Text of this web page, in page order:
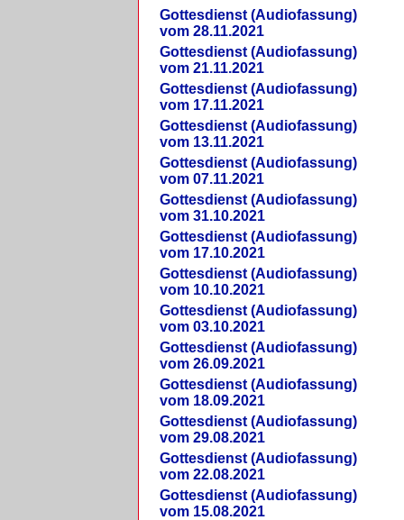
Gottesdienst (Audiofassung)
vom 28.11.2021
Gottesdienst (Audiofassung)
vom 21.11.2021
Gottesdienst (Audiofassung)
vom 17.11.2021
Gottesdienst (Audiofassung)
vom 13.11.2021
Gottesdienst (Audiofassung)
vom 07.11.2021
Gottesdienst (Audiofassung)
vom 31.10.2021
Gottesdienst (Audiofassung)
vom 17.10.2021
Gottesdienst (Audiofassung)
vom 10.10.2021
Gottesdienst (Audiofassung)
vom 03.10.2021
Gottesdienst (Audiofassung)
vom 26.09.2021
Gottesdienst (Audiofassung)
vom 18.09.2021
Gottesdienst (Audiofassung)
vom 29.08.2021
Gottesdienst (Audiofassung)
vom 22.08.2021
Gottesdienst (Audiofassung)
vom 15.08.2021